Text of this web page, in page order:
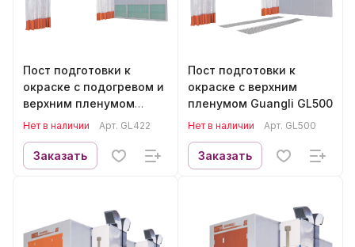
Пост подготовки к
окраске с подогревом и
верхним пленумом
Guangli GL422
Нет в наличии Арт. GL422
Заказать
Пост подготовки к
окраске с верхним
пленумом Guangli GL500
Нет в наличии Арт. GL500
Заказать